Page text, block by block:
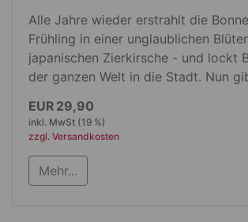
Alle Jahre wieder erstrahlt die
Frühling in einer unglaublichen
japanischen Zierkirsche - und lockt
der ganzen Welt in die Stadt. Nun
zum Mitnehmen! In Form eines 1.000
Puzzles, das ein Originalbild aus der
zeigt, können Sie sich an dieser
auch nach der Blüte das ganze Jahr
erfreuen - Sie müssen es nur wieder
EUR 29,90
inkl. MwSt (19 %)
zzgl. Versandkosten
Mehr...